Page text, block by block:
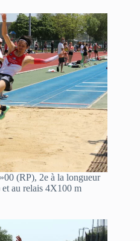
(RP), 2e à la longueur
au relais 4X100 m